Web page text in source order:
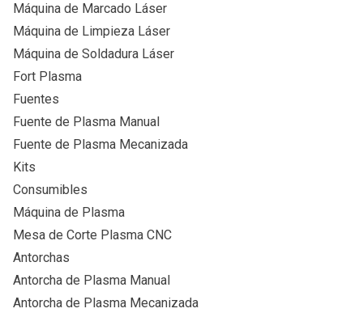
Máquina de Marcado Láser
Máquina de Limpieza Láser
Máquina de Soldadura Láser
Fort Plasma
Fuentes
Fuente de Plasma Manual
Fuente de Plasma Mecanizada
Kits
Consumibles
Máquina de Plasma
Mesa de Corte Plasma CNC
Antorchas
Antorcha de Plasma Manual
Antorcha de Plasma Mecanizada